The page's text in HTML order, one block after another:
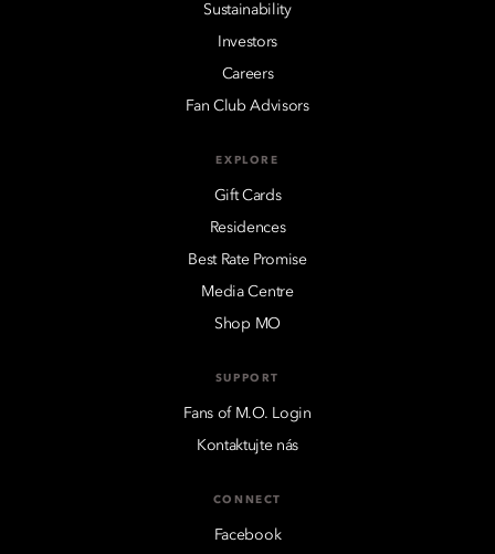
Sustainability
Investors
Careers
Fan Club Advisors
EXPLORE
Gift Cards
Residences
Best Rate Promise
Media Centre
Shop MO
SUPPORT
Fans of M.O. Login
Kontaktujte nás
CONNECT
Facebook